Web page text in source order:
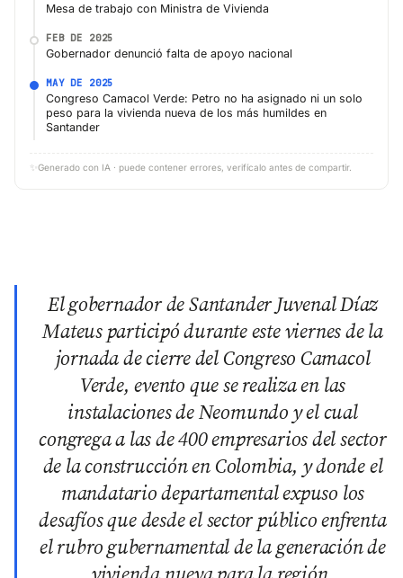
Mesa de trabajo con Ministra de Vivienda
FEB DE 2025
Gobernador denunció falta de apoyo nacional
MAY DE 2025
Congreso Camacol Verde: Petro no ha asignado ni un solo
peso para la vivienda nueva de los más humildes en
Santander
✨ Generado con IA · puede contener errores, verifícalo antes de compartir.
El gobernador de Santander Juvenal Díaz
Mateus participó durante este viernes de la
jornada de cierre del Congreso Camacol
Verde, evento que se realiza en las
instalaciones de Neomundo y el cual
congrega a las de 400 empresarios del sector
de la construcción en Colombia, y donde el
mandatario departamental expuso los
desafíos que desde el sector público enfrenta
el rubro gubernamental de la generación de